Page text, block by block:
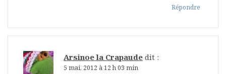
Répondre
Arsinoe la Crapaude dit :
5 mai, 2012 à 12 h 03 min